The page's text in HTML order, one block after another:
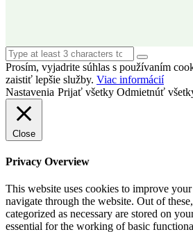
Prosím, vyjadrite súhlas s používaním
zaistiť lepšie služby. Viac informácií
Nastavenia Prijať všetky Odmietnúť
Close
Privacy Overview
This website uses cookies to improve
navigate through the website. Out of
categorized as necessary are stored on
essential for the working of basic